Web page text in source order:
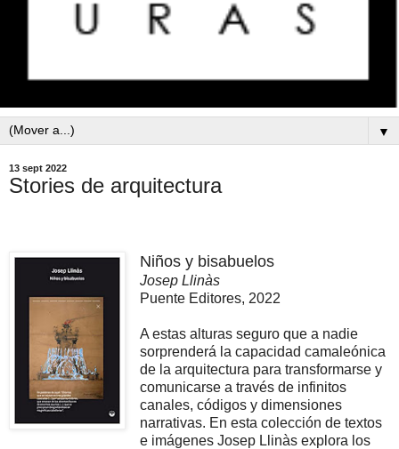
▼
13 sept 2022
Stories de arquitectura
Niños y bisabuelos
Josep Llinàs
Puente Editores, 2022
A estas alturas seguro que a nadie
sorprenderá la capacidad camaleónica
de la arquitectura para transformarse y
comunicarse a través de infinitos
canales, códigos y dimensiones
narrativas. En esta colección de textos
e imágenes Josep Llinàs explora los